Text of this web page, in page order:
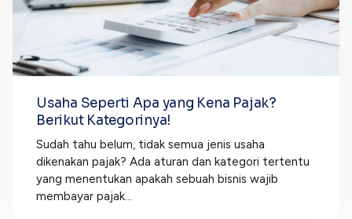
Usaha Seperti Apa yang Kena Pajak?
Berikut Kategorinya!
Sudah tahu belum, tidak semua jenis usaha
dikenakan pajak? Ada aturan dan kategori tertentu
yang menentukan apakah sebuah bisnis wajib
membayar pajak...